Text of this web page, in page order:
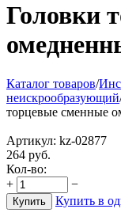
Головки
Каталог товаров/
неискрообразующий
торцевые сменные
Артикул: kz-02877
264 руб.
Кол-во:
+
−
Купить Купить в